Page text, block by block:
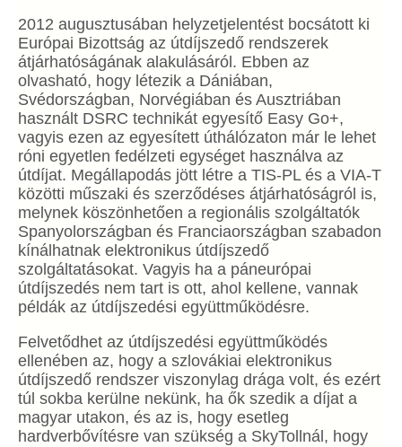
2012 augusztusában helyzetjelentést bocsátott ki
Európai Bizottság az útdíjszedő rendszerek
átjárhatóságának alakulásáról. Ebben az
olvasható, hogy létezik a Dániában,
Svédországban, Norvégiában és Ausztriában
használt DSRC technikát egyesítő Easy Go+,
vagyis ezen az egyesített úthálózaton már le lehet
róni egyetlen fedélzeti egységet használva az
útdíjat. Megállapodás jött létre a TIS-PL és a VIA-T
közötti műszaki és szerződéses átjárhatóságról is,
melynek köszönhetően a regionális szolgáltatók
Spanyolországban és Franciaországban szabadon
kínálhatnak elektronikus útdíjszedő
szolgáltatásokat. Vagyis ha a páneurópai
útdíjszedés nem tart is ott, ahol kellene, vannak
példák az útdíjszedési együttműködésre.
Felvetődhet az útdíjszedési együttműködés
ellenében az, hogy a szlovákiai elektronikus
útdíjszedő rendszer viszonylag drága volt, és ezért
túl sokba kerülne nekünk, ha ők szedik a díjat a
magyar utakon, és az is, hogy esetleg
hardverbővítésre van szükség a SkyTollnál, hogy